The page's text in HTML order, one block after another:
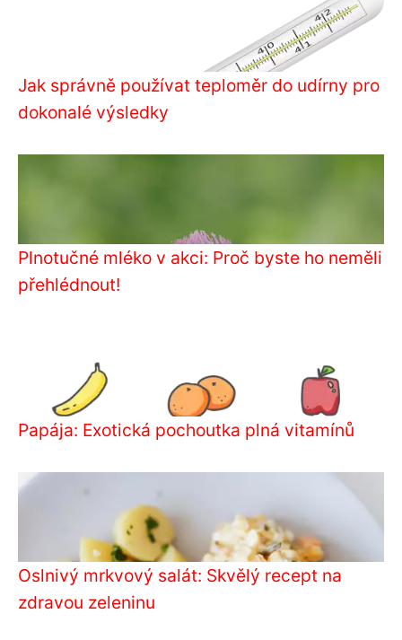
Jak správně používat teploměr do udírny pro
dokonalé výsledky
Plnotučné mléko v akci: Proč byste ho neměli
přehlédnout!
Papája: Exotická pochoutka plná vitamínů
Oslnivý mrkvový salát: Skvělý recept na
zdravou zeleninu